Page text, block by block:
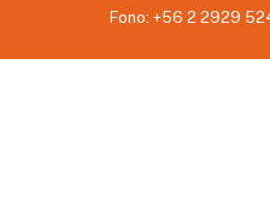
Fono: +56 2 2929